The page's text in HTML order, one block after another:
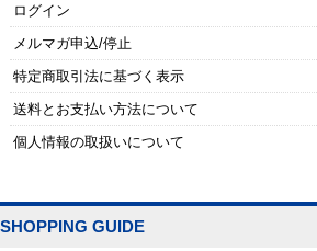
ログイン
メルマガ申込/停止
特定商取引法に基づく表示
送料とお支払い方法について
個人情報の取扱いについて
SHOPPING GUIDE